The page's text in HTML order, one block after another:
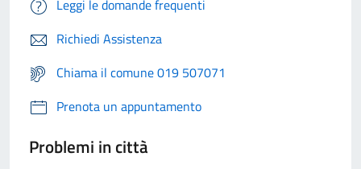
Leggi le domande frequenti
Richiedi Assistenza
Chiama il comune 019 507071
Prenota un appuntamento
Problemi in città